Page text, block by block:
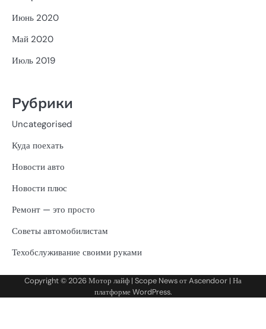
Июнь 2020
Май 2020
Июль 2019
Рубрики
Uncategorised
Куда поехать
Новости авто
Новости плюс
Ремонт — это просто
Советы автомобилистам
Техобслуживание своими руками
Copyright © 2026Мотор лайф | Scope News отAscendoor | На
платформеWordPress.